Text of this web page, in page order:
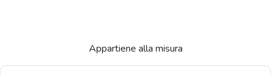
Appartiene alla misura